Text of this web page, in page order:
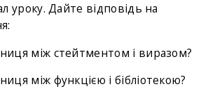
уроку. Дайте відповідь на
між стейтментом і виразом?
між функцією і бібліотекою?